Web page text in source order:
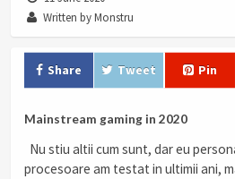
Written by Monstru
Share Tweet Pin
Mainstream gaming in 2020
Nu stiu altii cum sunt, dar eu
procesoare am testat in ultimii ani,